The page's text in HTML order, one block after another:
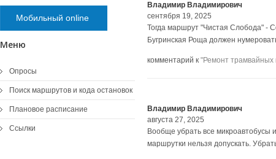
Владимир Владимирович
сентября 19, 2025
Тогда маршрут "Чистая Слобода" -
Бугринская Роща должен
комментарий к "Ремонт трамвайных
Владимир Владимирович
августа 27, 2025
Вообще убрать все микроавтобусы
маршрутки нельзя допускать.
Мобильный online
Меню
Опросы
Поиск маршрутов и кода остановок
Плановое расписание
Ссылки